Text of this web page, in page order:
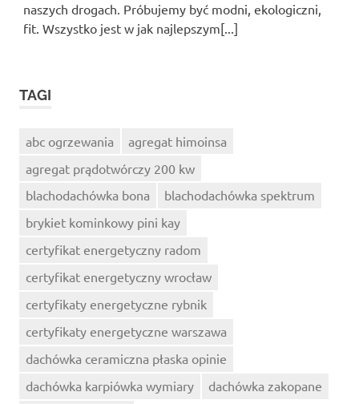
naszych drogach. Próbujemy być modni, ekologiczni,
fit. Wszystko jest w jak najlepszym[...]
TAGI
abc ogrzewania
agregat himoinsa
agregat prądotwórczy 200 kw
blachodachówka bona
blachodachówka spektrum
brykiet kominkowy pini kay
certyfikat energetyczny radom
certyfikat energetyczny wrocław
certyfikaty energetyczne rybnik
certyfikaty energetyczne warszawa
dachówka ceramiczna płaska opinie
dachówka karpiówka wymiary
dachówka zakopane